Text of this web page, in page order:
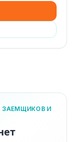
ЗАЕМЩИКОВ И